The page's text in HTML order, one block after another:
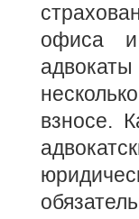
офиса и
взносе.